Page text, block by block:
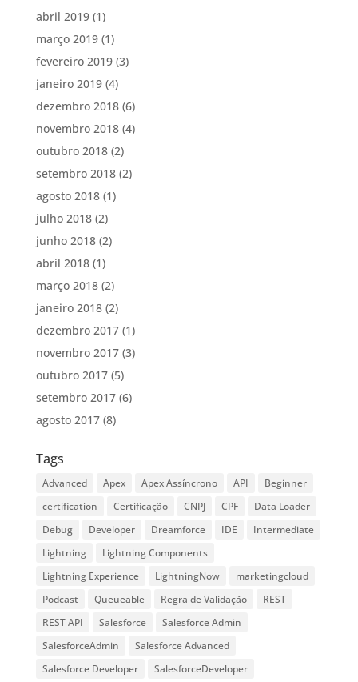
abril 2019(1)
março 2019(1)
fevereiro 2019(3)
janeiro 2019(4)
dezembro 2018(6)
novembro 2018(4)
outubro 2018(2)
setembro 2018(2)
agosto 2018(1)
julho 2018(2)
junho 2018(2)
abril 2018(1)
março 2018(2)
janeiro 2018(2)
dezembro 2017(1)
novembro 2017(3)
outubro 2017(5)
setembro 2017(6)
agosto 2017(8)
Tags
Advanced Apex Apex Assíncrono API
Beginner
certification
Certificação CNPJ CPF
Data Loader
Debug
Developer Dreamforce IDE
Intermediate
Lightning
Lightning Components
Lightning Experience
LightningNow
marketingcloud
Podcast
Queueable Regra de Validação
REST
REST API
Salesforce
Salesforce Admin
SalesforceAdmin
Salesforce Advanced
Salesforce Developer
SalesforceDeveloper